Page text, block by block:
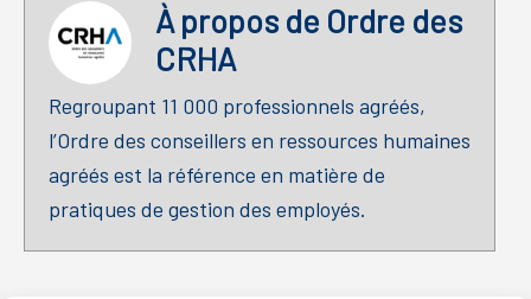
À propos de Ordre des
CRHA
Regroupant 11 000 professionnels agréés,
l’Ordre des conseillers en ressources humaines
agréés est la référence en matière de
pratiques de gestion des employés.